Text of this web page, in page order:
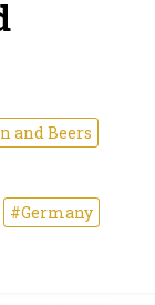
and Beers
#Germany